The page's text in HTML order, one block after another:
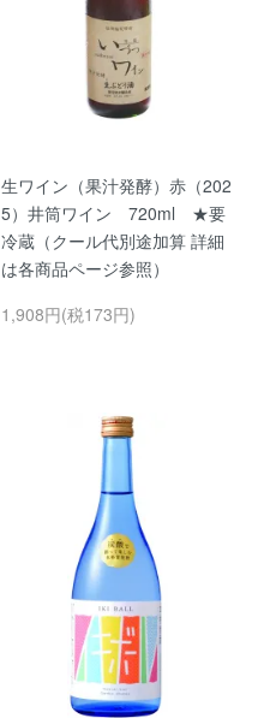
生ワイン（果汁発酵）赤（202
5）井筒ワイン 720ml ★要
冷蔵（クール代別途加算 詳細
は各商品ページ参照）
1,908円(税173円)